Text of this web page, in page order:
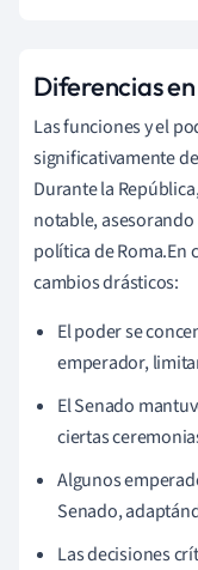
Diferencias
Las funciones y el
significativamente
Durante la
notable,
política de Roma.En
cambios drásticos:
El poder se
emperador,
El Senado
ciertas
Algunos
Senado,
Las decisiones